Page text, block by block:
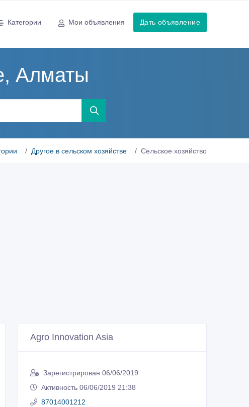
Категории Мои объявления Дать объявление
Алматы
Другое в сельском хозяйстве Сельское хозяйство
Agro Innovation Asia
Зарегистрирован 06/06/2019
Активность 06/06/2019 21:38
87014001212